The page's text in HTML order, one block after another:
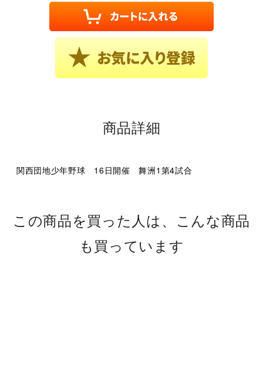
商品詳細
関西団地少年野球 16日開催 舞洲1第4試合
この商品を買った人は、こんな商品
も買っています